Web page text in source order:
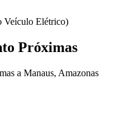
Veículo Elétrico)
Próximas
a Manaus, Amazonas